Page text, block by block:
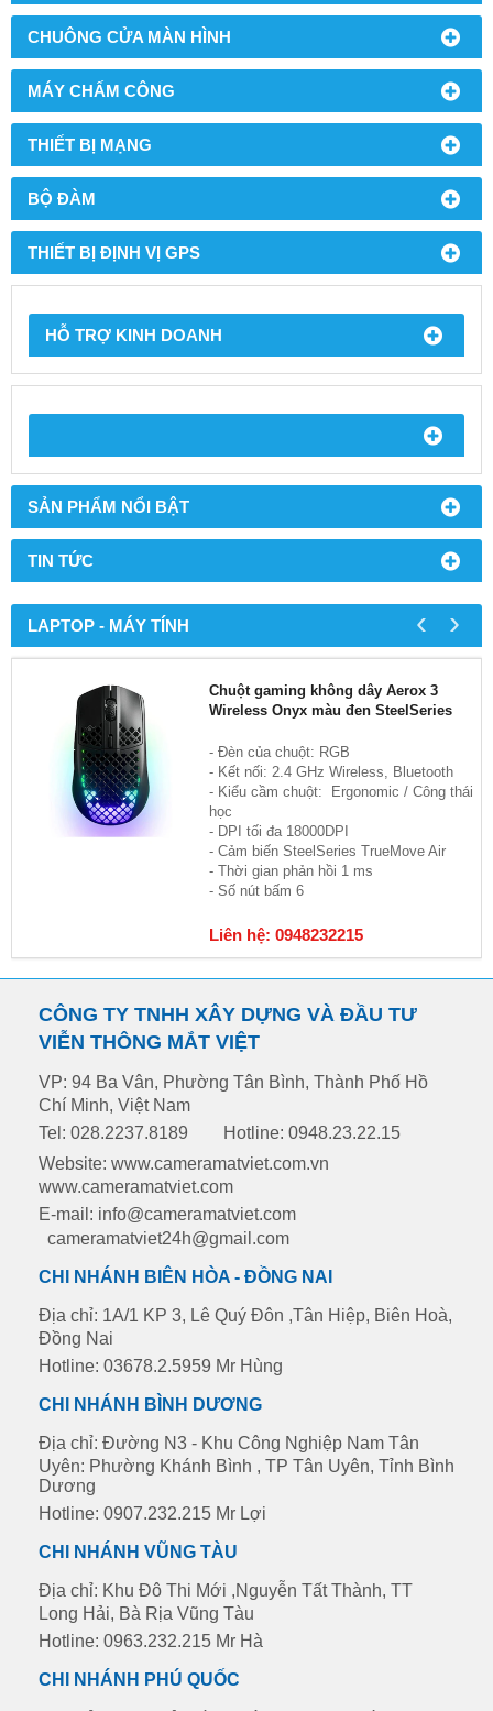
CHUÔNG CỬA MÀN HÌNH
MÁY CHẤM CÔNG
THIẾT BỊ MẠNG
BỘ ĐÀM
THIẾT BỊ ĐỊNH VỊ GPS
HỖ TRỢ KINH DOANH
SẢN PHẨM NỔI BẬT
TIN TỨC
LAPTOP - MÁY TÍNH
Chuột gaming không dây Aerox 3
Wireless Onyx màu đen SteelSeries
- Đèn của chuột: RGB
- Kết nối: 2.4 GHz Wireless, Bluetooth
- Kiểu cầm chuột: Ergonomic / Công thái
học
- DPI tối đa 18000DPI
- Cảm biến SteelSeries TrueMove Air
- Thời gian phản hồi 1 ms
- Số nút bấm 6
Liên hệ: 0948232215
‹ ›
CÔNG TY TNHH XÂY DỰNG VÀ ĐẦU TƯ
VIỄN THÔNG MẮT VIỆT
VP: 94 Ba Vân, Phường Tân Bình, Thành Phố Hồ
Chí Minh, Việt Nam
Tel: 028.2237.8189
Hotline: 0948.23.22.15
Website: www.cameramatviet.com.vn
www.cameramatviet.com
E-mail: info@cameramatviet.com
cameramatviet24h@gmail.com
CHI NHÁNH BIÊN HÒA - ĐỒNG NAI
Địa chỉ: 1A/1 KP 3, Lê Quý Đôn ,Tân Hiệp, Biên Hoà,
Đồng Nai
Hotline: 03678.2.5959 Mr Hùng
CHI NHÁNH BÌNH DƯƠNG
Địa chỉ: Đường N3 - Khu Công Nghiệp Nam Tân
Uyên: Phường Khánh Bình , TP Tân Uyên, Tỉnh Bình
Dương
Hotline: 0907.232.215 Mr Lợi
CHI NHÁNH VŨNG TÀU
Địa chỉ: Khu Đô Thi Mới ,Nguyễn Tất Thành, TT
Long Hải, Bà Rịa Vũng Tàu
Hotline: 0963.232.215 Mr Hà
CHI NHÁNH PHÚ QUỐC